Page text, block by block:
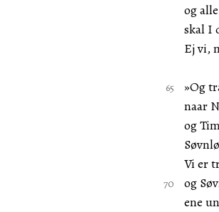
og
skal I
Ej vi,
»Og
naar
og
Vi er
og
ene